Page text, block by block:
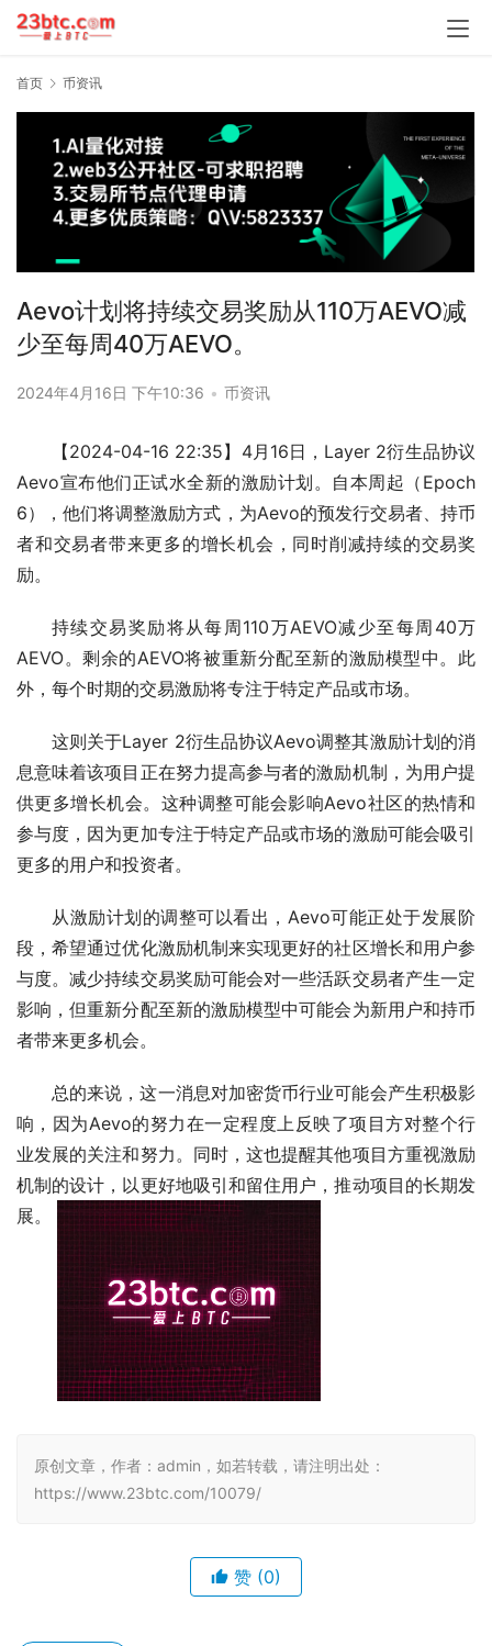
首页 币资讯
Aevo计划将持续交易奖励从110万AEVO减
少至每周40万AEVO。
2024年4月16日 下午10:36 • 币资讯
【2024-04-16 22:35】4月16日，Layer 2衍生品协议
Aevo宣布他们正试水全新的激励计划。自本周起（Epoch
6），他们将调整激励方式，为Aevo的预发行交易者、持币
者和交易者带来更多的增长机会，同时削减持续的交易奖
励。
持续交易奖励将从每周110万AEVO减少至每周40万
AEVO。剩余的AEVO将被重新分配至新的激励模型中。此
外，每个时期的交易激励将专注于特定产品或市场。
这则关于Layer 2衍生品协议Aevo调整其激励计划的消
息意味着该项目正在努力提高参与者的激励机制，为用户提
供更多增长机会。这种调整可能会影响Aevo社区的热情和
参与度，因为更加专注于特定产品或市场的激励可能会吸引
更多的用户和投资者。
从激励计划的调整可以看出，Aevo可能正处于发展阶
段，希望通过优化激励机制来实现更好的社区增长和用户参
与度。减少持续交易奖励可能会对一些活跃交易者产生一定
影响，但重新分配至新的激励模型中可能会为新用户和持币
者带来更多机会。
总的来说，这一消息对加密货币行业可能会产生积极影
响，因为Aevo的努力在一定程度上反映了项目方对整个行
业发展的关注和努力。同时，这也提醒其他项目方重视激励
机制的设计，以更好地吸引和留住用户，推动项目的长期发
展。
原创文章，作者：admin，如若转载，请注明出处：
https://www.23btc.com/10079/
赞 (0)